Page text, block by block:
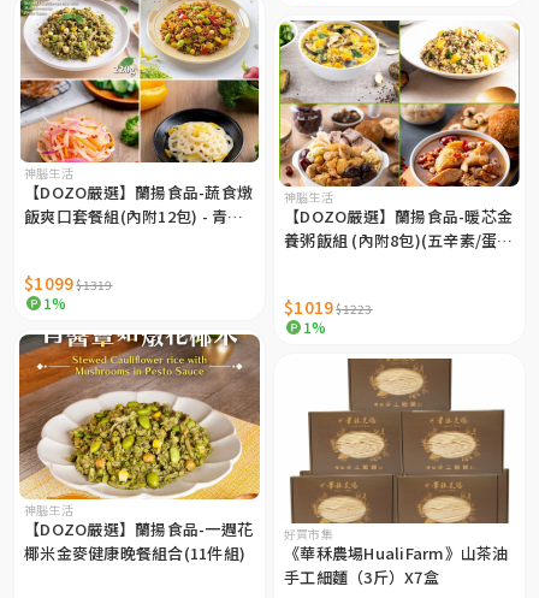
神腦生活
【DOZO嚴選】蘭揚食品-蔬食燉
飯爽口套餐組(內附12包) - 青醬
蓮藕*3包
$1099$1319
1%
神腦生活
【DOZO嚴選】蘭揚食品-暖芯金
養粥飯組 (內附8包)(五辛素/蛋奶
$1019$1223
1%
神腦生活
【DOZO嚴選】蘭揚食品-一週花
椰米金麥健康晚餐組合(11件組)
好買市集
《華秝農場HualiFarm》山茶油
手工細麵（3斤）X7盒